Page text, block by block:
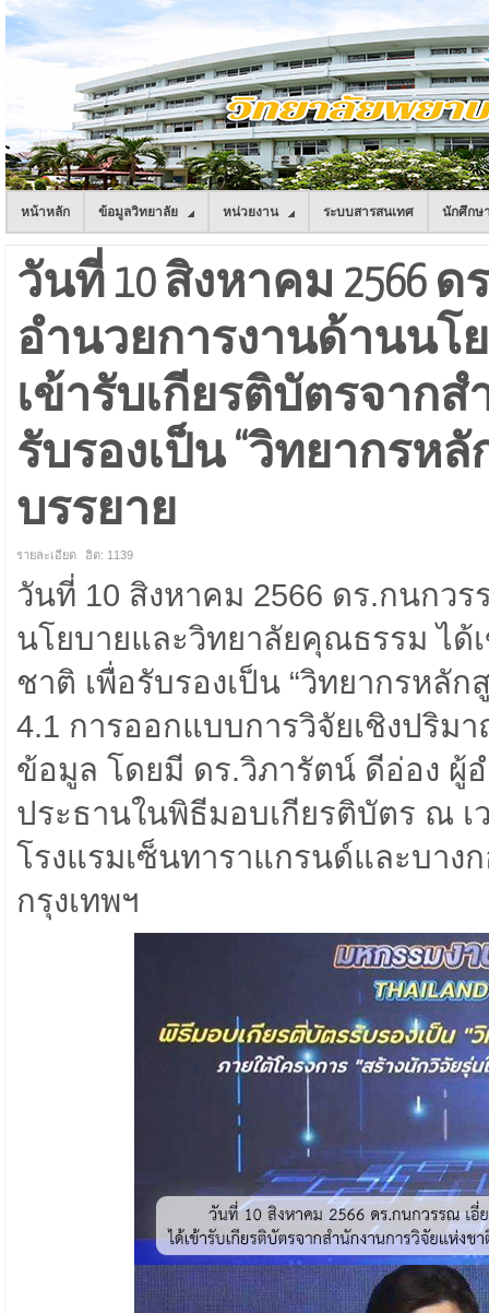
หน้าหลัก ข้อมูลวิทยาลัย หน่วยงาน ระบบสารสนเทศ นักศึกษ
วันที่ 10 สิงหาคม 2566
อำนวยการงานด้านนโ
เข้ารับเกียรติบัตรจาก
รับรองเป็น “วิทยากรห
บรรยาย
รายละเอียด ฮิต: 1139
วันที่ 10 สิงหาคม 2566 ดร.กนกว
นโยบายและวิทยาลัยคุณธรรม ได้
ชาติ เพื่อรับรองเป็น “วิทยากรห
4.1 การออกแบบการวิจัยเชิงปริม
ข้อมูล โดยมี ดร.วิภารัตน์ ดีอ่อง ผู้
ประธานในพิธีมอบเกียรติบัตร ณ เ
โรงแรมเซ็นทาราแกรนด์และบาง
กรุงเทพฯ